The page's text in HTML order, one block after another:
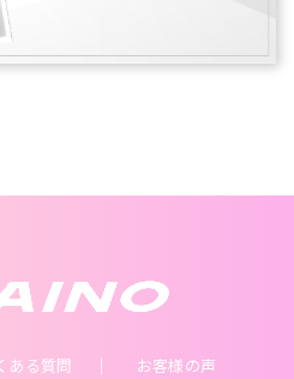
ある質問 お客様の声